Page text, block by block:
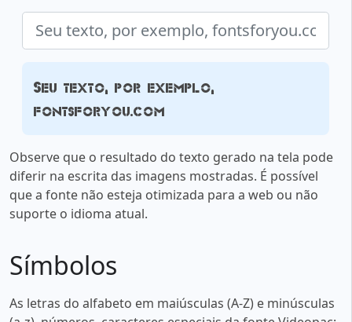
Seu texto, por exemplo,
fontsforyou.com
Observe que o resultado do texto gerado na tela pode
diferir na escrita das imagens mostradas. É possível
que a fonte não esteja otimizada para a web ou não
suporte o idioma atual.
Símbolos
As letras do alfabeto em maiúsculas (A-Z) e minúsculas